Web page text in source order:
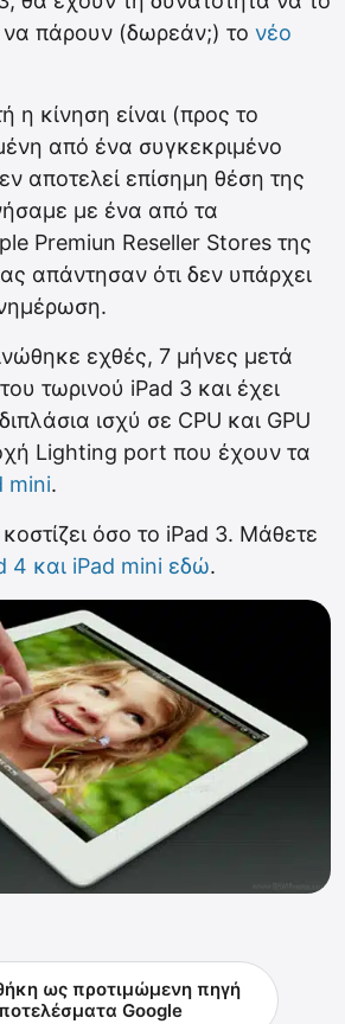
να πάρουν (δωρεάν;) το νέο
η κίνηση είναι (προς το
από ένα συγκεκριμένο
αποτελεί επίσημη θέση της
με ένα από τα
Premiun Reseller Stores της
απάντησαν ότι δεν υπάρχει
εχθές, 7 μήνες μετά
τωρινού iPad 3 και έχει
ισχύ σε CPU και GPU
Lighting port που έχουν τα
mini.
όσο το iPad 3. Μάθετε
4 και iPad mini εδώ.
ως προτιμώμενη πηγή
Google